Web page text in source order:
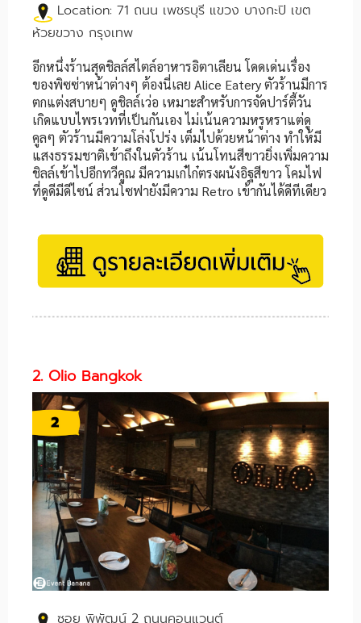
Location: 71 ถนน เพชรบุรี แขวง บางกะปิ เขต
ห้วยขวาง กรุงเทพ
อีกหนึ่งร้านสุดชิลล์สไตล์อาหารอิตาเลียน โดดเด่นเรื่อง
ของพิซซ่าหน้าต่างๆ ต้องนี่เลย Alice Eatery ตัวร้านมีการ
ตกแต่งสบายๆ ดูชิลล์เว่อ เหมาะสำหรับการจัดปาร์ตี้วัน
เกิดแบบไพรเวทที่เป็นกันเอง ไม่เน้นความหรูหราแต่ดู
คูลๆ ตัวร้านมีความโล่งโปร่ง เต็มไปด้วยหน้าต่าง ทำให้มี
แสงธรรมชาติเข้าถึงในตัวร้าน เน้นโทนสีขาวยิ่งเพิ่มความ
ชิลล์เข้าไปอีกทวีคูณ มีความเก๋ไก๋ตรงผนังอิฐสีขาว โคมไฟ
ที่ดูดีมีดีไซน์ ส่วนโซฟายังมีความ Retro เข้ากันได้ดีทีเดียว
2. Olio Bangkok